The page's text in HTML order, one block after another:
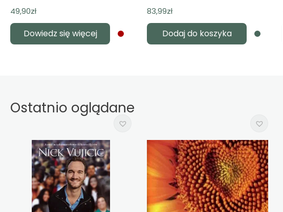
49,90zł
Dowiedz się więcej
83,99zł
Dodaj do koszyka
Ostatnio oglądane